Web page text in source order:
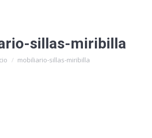
sillas-miribilla
aquí:mobiliario-sillas-miribilla